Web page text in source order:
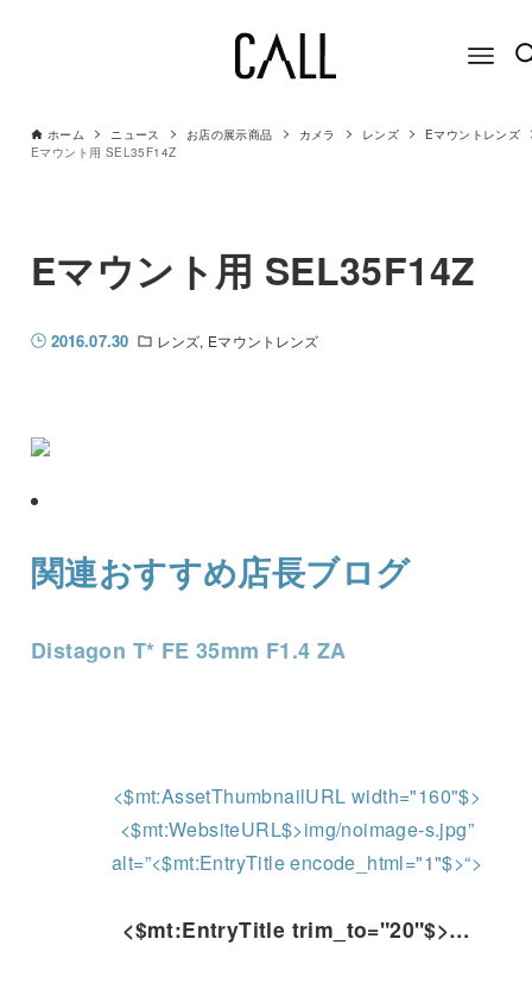
ホーム ニュース お店の展示商品 カメラ レンズ
Eマウントレンズ
Eマウント用 SEL35F14Z
Eマウント用 SEL35F14Z
2016.07.30 レンズ Eマウントレンズ
関連おすすめ店長ブログ
Distagon T* FE 35mm F1.4 ZA
<$mt:AssetThumbnailURL width="160"$>
<$mt:WebsiteURL$>img/noimage-s.jpg”
alt=”<$mt:EntryTitle encode_html="1"$>“>
<$mt:EntryTitle trim_to="20"$>…